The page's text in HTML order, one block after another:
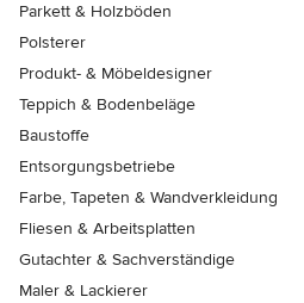
Parkett & Holzböden
Polsterer
Produkt- & Möbeldesigner
Teppich & Bodenbeläge
Baustoffe
Entsorgungsbetriebe
Farbe, Tapeten & Wandverkleidung
Fliesen & Arbeitsplatten
Gutachter & Sachverständige
Maler & Lackierer